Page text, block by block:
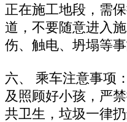
正在施工地段，需
道，不要随意进入
伤、触电、坍塌等事
六、 乘车注意事项
及照顾好小孩，严
共卫生，垃圾一律